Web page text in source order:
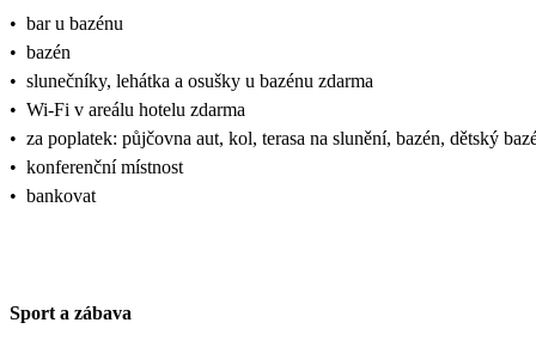
• bar u bazénu
• bazén
• slunečníky, lehátka a osušky u bazénu zdarma
• Wi-Fi v areálu hotelu zdarma
• za poplatek: půjčovna aut, kol, terasa na slunění, bazén, dětský
• konferenční místnost
• bankovat
Sport a zábava